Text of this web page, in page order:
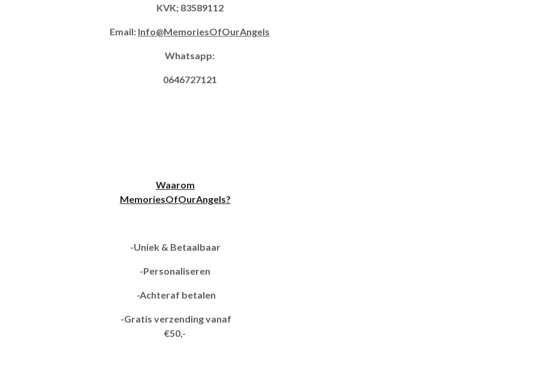
KVK; 83589112
Email: Info@MemoriesOfOurAngels
Whatsapp:
0646727121
Waarom
MemoriesOfOurAngels?
-Uniek & Betaalbaar
-Personaliseren
-Achteraf betalen
-Gratis verzending vanaf
€50,-